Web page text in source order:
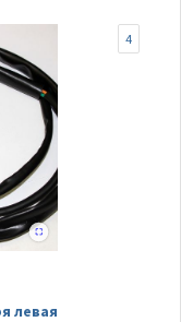
левая
4